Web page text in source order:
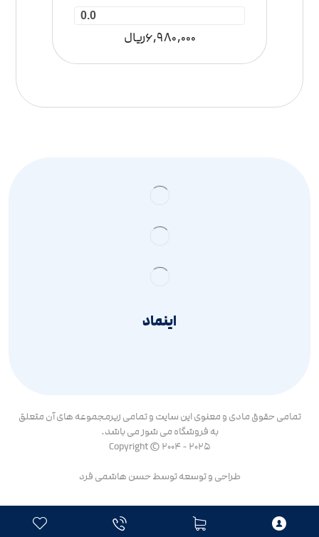
0.0
6,980,000ریال
اینماد
تمامی حقوق مادی و معنوی این سایت و تمامی زیرمجموعه های آن متعلق
به فروشگاه می شوز می باشد.
Copyright © 2004 - 2025
طراحی و توسعه توسط حسن هاشمی فرد